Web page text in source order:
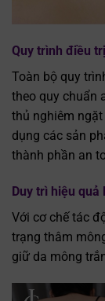
Quy trình điều
Toàn bộ quy
theo quy chuẩn
thủ nghiêm
dụng các sản
thành phần an
Duy trì hiệu quả
Với cơ chế tác
trạng thâm
giữ da mông